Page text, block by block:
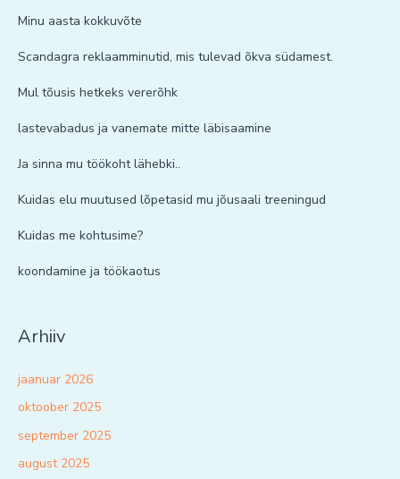
Minu aasta kokkuvõte
Scandagra reklaamminutid, mis tulevad õkva südamest.
Mul tõusis hetkeks vererõhk
lastevabadus ja vanemate mitte läbisaamine
Ja sinna mu töökoht lähebki..
Kuidas elu muutused lõpetasid mu jõusaali treeningud
Kuidas me kohtusime?
koondamine ja töökaotus
Arhiiv
jaanuar 2026
oktoober 2025
september 2025
august 2025